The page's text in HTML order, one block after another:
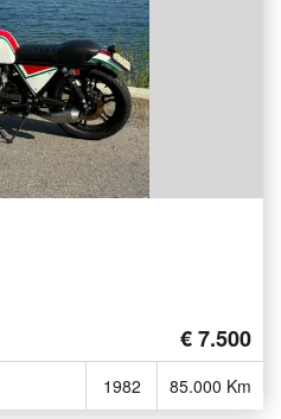
€ 7.500
1982 85.000 Km